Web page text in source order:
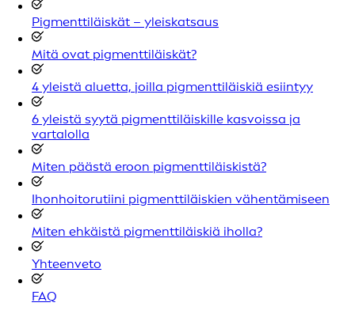
Pigmenttiläiskät – yleiskatsaus
Mitä ovat pigmenttiläiskät?
4 yleistä aluetta, joilla pigmenttiläiskiä esiintyy
6 yleistä syytä pigmenttiläiskille kasvoissa ja
vartalolla
Miten päästä eroon pigmenttiläiskistä?
Ihonhoitorutiini pigmenttiläiskien vähentämiseen
Miten ehkäistä pigmenttiläiskiä iholla?
Yhteenveto
FAQ